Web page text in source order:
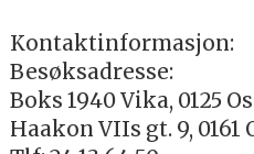
Kontaktinformasjon:
Besøksadresse:
Boks 1940 Vika, 0125
Haakon VIIs gt. 9, 0161